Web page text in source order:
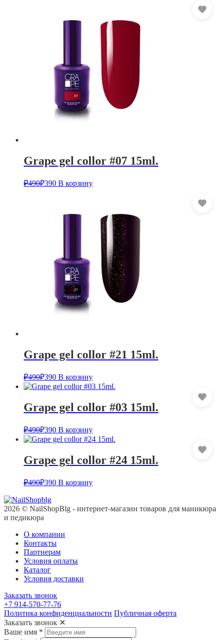
Grape gel collor #07 15ml.
₽490₽390 В корзину
Grape gel collor #21 15ml.
₽490₽390 В корзину
Grape gel collor #03 15ml.
₽490₽390 В корзину
Grape gel collor #24 15ml.
₽490₽390 В корзину
2026 © NailShopBlg - интернет-магазин товаров для маникюра
и педикюра
О компании
Контакты
Партнерам
Условия оплаты
Каталог
Условия доставки
Заказать звонок
+7 914-570-77-76
Политика конфиденциальности Публичная оферта
Заказать звонок ✕
Ваше имя *